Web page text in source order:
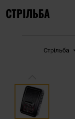
СТРІЛЬБА
Стрільба